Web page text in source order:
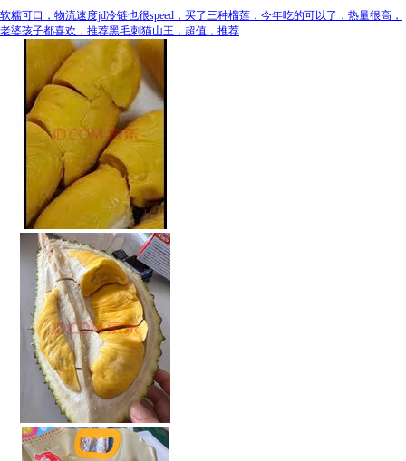
软糯可口，物流速度jd冷链也很speed，买了三种榴莲，今年吃的可以了，热量很高，
老婆孩子都喜欢，推荐黑毛刺猫山王，超值，推荐